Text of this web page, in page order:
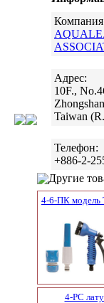
Адрес:
10F.,
Taiwan
Телефон:
+886-2-
Другие
4-6-ПК модель
4-PC